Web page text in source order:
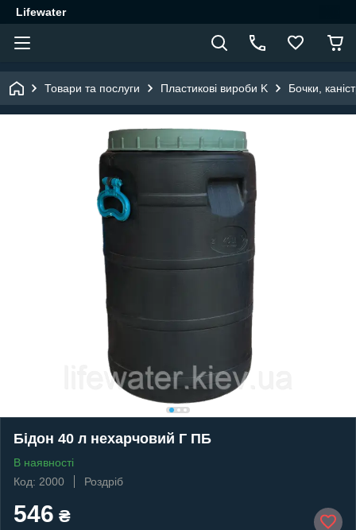
Lifewater
Товари та послуги Пластикові вироби K Бочки,
Бідон 40 л нехарчовий Г ПБ
В наявності
Код: 2000
Роздріб
546 ₴